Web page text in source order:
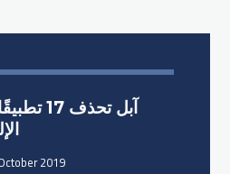
آبل تحذف
2019